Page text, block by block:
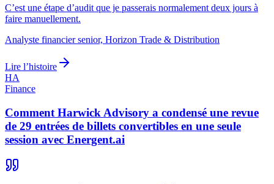
C’est une étape d’audit que je passerais normalement deux jours à
faire manuellement.
Analyste financier senior, Horizon Trade & Distribution
Lire l’histoire
HA
Finance
Comment Harwick Advisory a condensé une revue
de 29 entrées de billets convertibles en une seule
session avec Energent.ai